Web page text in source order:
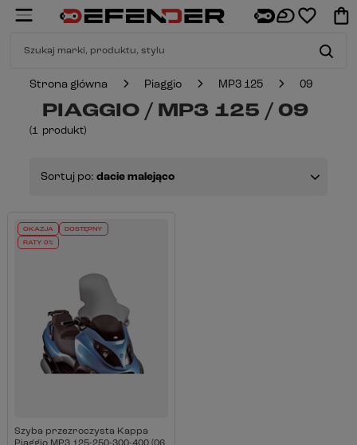
Strona główna Piaggio MP3 125 09
PIAGGIO / MP3 125 / 09
(1 produkt)
Sortuj po: dacie malejąco
OKAZJA DOSTĘPNY
RATY 0%
Szyba przezroczysta Kappa